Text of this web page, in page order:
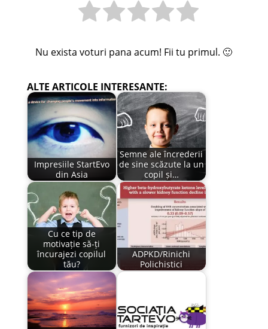
Nu exista voturi pana acum! Fii tu primul. 🙂
ALTE ARTICOLE INTERESANTE:
Impresiile StartEvo
din Asia
Semne ale încrederii
de sine scăzute la un
copil și…
Cu ce tip de
motivație să-ți
încurajezi copilul
tău?
ADPKD/Rinichi
Polichistici